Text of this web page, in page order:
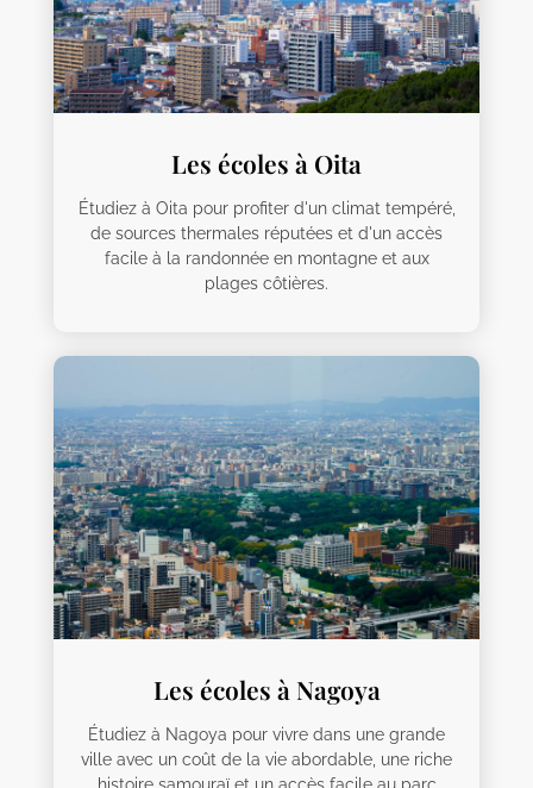
Les écoles à Oita
Étudiez à Oita pour profiter d'un climat tempéré,
de sources thermales réputées et d'un accès
facile à la randonnée en montagne et aux
plages côtières.
Les écoles à Nagoya
Étudiez à Nagoya pour vivre dans une grande
ville avec un coût de la vie abordable, une riche